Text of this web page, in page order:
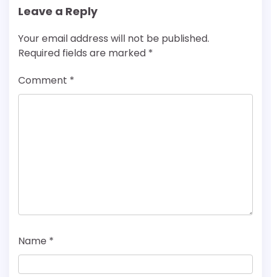
Leave a Reply
Your email address will not be published.
Required fields are marked *
Comment *
Name *